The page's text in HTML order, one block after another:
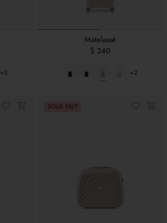
+2
Matelassé
$ 240
+2